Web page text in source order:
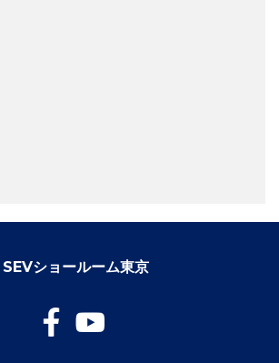
SEVショールーム東京